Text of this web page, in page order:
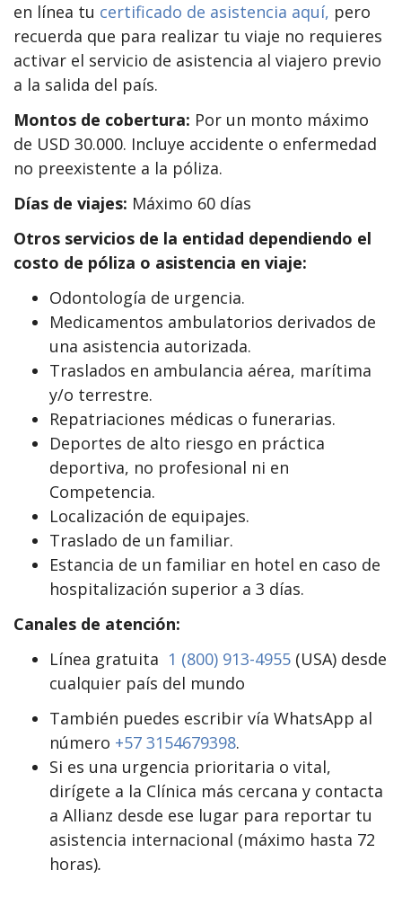
en línea tu certificado de asistencia aquí, pero
recuerda que para realizar tu viaje no requieres
activar el servicio de asistencia al viajero previo
a la salida del país.
Montos de cobertura: Por un monto máximo
de USD 30.000. Incluye accidente o enfermedad
no preexistente a la póliza.
Días de viajes: Máximo 60 días
Otros servicios de la entidad dependiendo el
costo de póliza o asistencia en viaje:
Odontología de urgencia.
Medicamentos ambulatorios derivados de
una asistencia autorizada.
Traslados en ambulancia aérea, marítima
y/o terrestre.
Repatriaciones médicas o funerarias.
Deportes de alto riesgo en práctica
deportiva, no profesional ni en
Competencia.
Localización de equipajes.
Traslado de un familiar.
Estancia de un familiar en hotel en caso de
hospitalización superior a 3 días.
Canales de atención:
Línea gratuita 1 (800) 913-4955 (USA) desde
cualquier país del mundo
También puedes escribir vía WhatsApp al
número +57 3154679398.
Si es una urgencia prioritaria o vital,
dirígete a la Clínica más cercana y contacta
a Allianz desde ese lugar para reportar tu
asistencia internacional (máximo hasta 72
horas).